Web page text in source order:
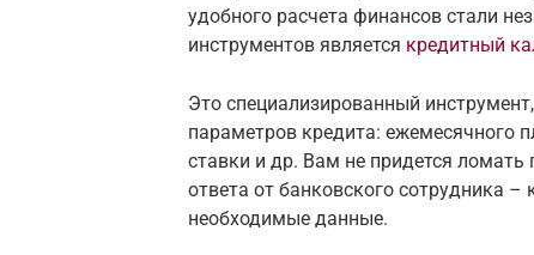
удобного расчета финансов стали
инструментов является кредитный
Это специализированный
параметров кредита: ежемесячного
ставки и др. Вам не придется
ответа от банковского сотрудника
необходимые данные.